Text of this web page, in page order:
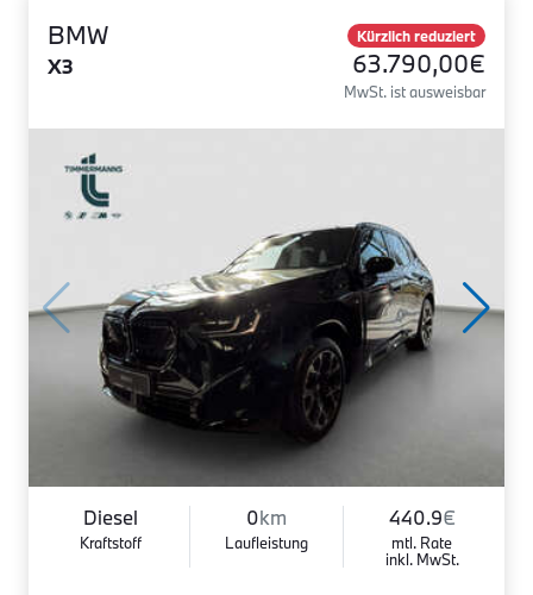
BMW
X3
Kürzlich reduziert
63.790,00€
MwSt. ist ausweisbar
Diesel
Kraftstoff
0km
Laufleistung
440.9€
mtl. Rate
inkl. MwSt.